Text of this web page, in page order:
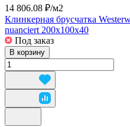
14 806.08 ₽/м2
Клинкерная брусчатка
nuanciert 200x100x40
Под заказ
В корзину